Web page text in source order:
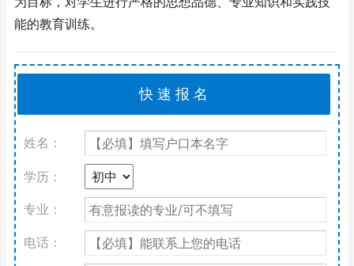
能的教育训练。
姓名：
学历：
专业：
电话：